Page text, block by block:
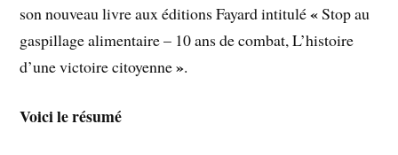
son nouveau livre aux éditions Fayard intitulé«Stop au
gaspillage alimentaire – 10 ans de combat, L’histoire
d’une victoire citoyenne».
Voici le résumé